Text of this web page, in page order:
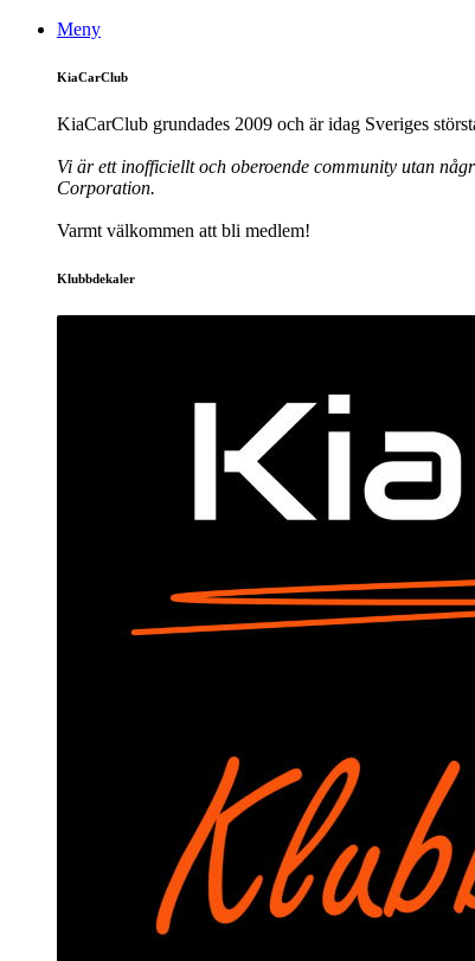
Meny
KiaCarClub
KiaCarClub grundades 2009 och är idag Sveriges
Vi är ett inofficiellt och oberoende community utan
Corporation.
Varmt välkommen att bli medlem!
Klubbdekaler